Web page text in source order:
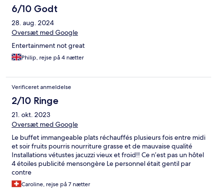
6/10 Godt
28. aug. 2024
Oversæt med Google
Entertainment not great
Philip, rejse på 4 nætter
Verificeret anmeldelse
2/10 Ringe
21. okt. 2023
Oversæt med Google
Le buffet immangeable plats réchauffés plusieurs fois entre midi
et soir fruits pourris nourriture grasse et de mauvaise qualité
Installations vétustes jacuzzi vieux et froid!! Ce n’est pas un hôtel
4 étoiles publicité mensongère Le personnel était gentil par
contre
Caroline, rejse på 7 nætter